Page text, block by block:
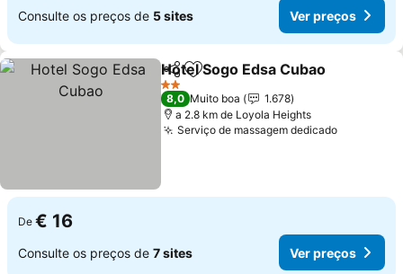
Consulte os preços de 5 sites Ver preços
PartilharAdicionar aos favoritos
Hotel Sogo Edsa Cubao
2 Estrelas
8,0 Muito boa
1.678
a 2.8 km de Loyola Heights
Serviço de massagem dedicadoVer
De € 16
Consulte os preços de 7 sites Ver preços